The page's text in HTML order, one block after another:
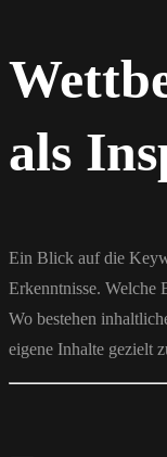
als
Ein Blick auf die
Erkenntnisse. Welche
Wo bestehen
eigene Inhalte gezielt